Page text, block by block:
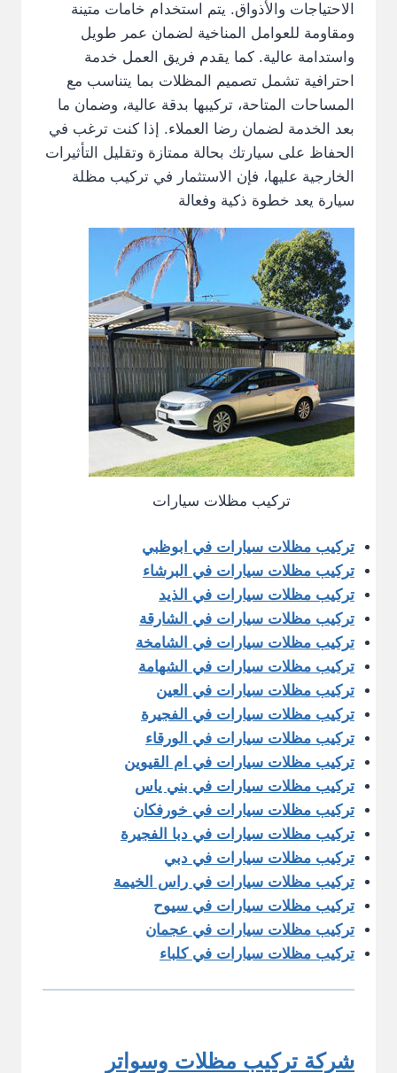
الاحتياجات والأذواق. يتم استخدام خامات متينة
ومقاومة للعوامل المناخية لضمان عمر طويل
واستدامة عالية. كما يقدم فريق العمل خدمة
احترافية تشمل تصميم المظلات بما يتناسب مع
المساحات المتاحة، تركيبها بدقة عالية، وضمان ما
بعد الخدمة لضمان رضا العملاء. إذا كنت ترغب في
الحفاظ على سيارتك بحالة ممتازة وتقليل التأثيرات
الخارجية عليها، فإن الاستثمار في تركيب مظلة
سيارة يعد خطوة ذكية وفعالة
تركيب مظلات سيارات
تركيب مظلات سيارات في ابوظبي
تركيب مظلات سيارات في البرشاء
تركيب مظلات سيارات في الذيد
تركيب مظلات سيارات في الشارقة
تركيب مظلات سيارات في الشامخة
تركيب مظلات سيارات في الشهامة
تركيب مظلات سيارات في العين
تركيب مظلات سيارات في الفجيرة
تركيب مظلات سيارات في الورقاء
تركيب مظلات سيارات في ام القيوين
تركيب مظلات سيارات في بني ياس
تركيب مظلات سيارات في خورفكان
تركيب مظلات سيارات في دبا الفجيرة
تركيب مظلات سيارات في دبي
تركيب مظلات سيارات في راس الخيمة
تركيب مظلات سيارات في سيوح
تركيب مظلات سيارات في عجمان
تركيب مظلات سيارات في كلباء
شركة تركيب مظلات وسواتر